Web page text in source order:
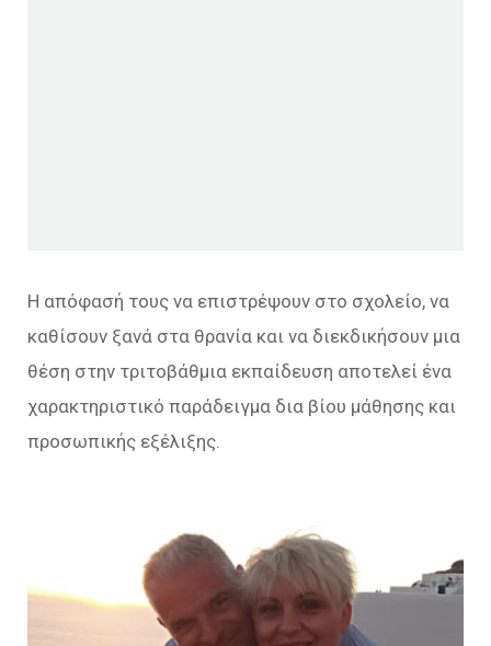
Η απόφασή τους να επιστρέψουν στο σχολείο, να
καθίσουν ξανά στα θρανία και να διεκδικήσουν μια
θέση στην τριτοβάθμια εκπαίδευση αποτελεί ένα
χαρακτηριστικό παράδειγμα δια βίου μάθησης και
προσωπικής εξέλιξης.